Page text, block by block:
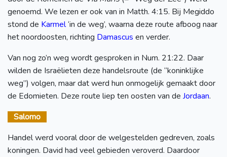
genoemd. We lezen er ook van in Matth. 4:15. Bij Megiddo
stond de Karmel‘in de weg’, waarna deze route afboog naar
het noordoosten, richting Damascus en verder.
Van nog zo’n weg wordt gesproken in Num. 21:22. Daar
wilden de Israëlieten deze handelsroute (de “koninklijke
weg”) volgen, maar dat werd hun onmogelijk gemaakt door
de Edomieten. Deze route liep ten oosten van de Jordaan.
Salomo
Handel werd vooral door de welgestelden gedreven, zoals
koningen. David had veel gebieden veroverd. Daardoor